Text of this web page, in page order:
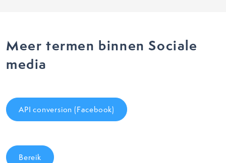
Meer termen binnen Sociale
media
API conversion (Facebook)
Bereik